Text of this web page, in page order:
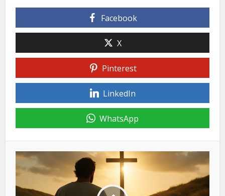
Facebook
X
Pinterest
LinkedIn
WhatsApp